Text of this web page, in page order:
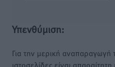
Υπενθύμιση:
Για την μερική αναπαραγωγή
ιστοσελίδες είναι